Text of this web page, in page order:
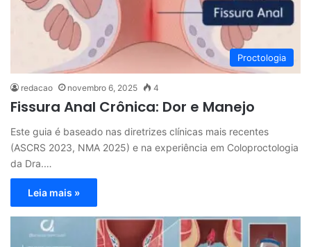
Proctologia
redacao novembro 6, 2025 4
Fissura Anal Crônica: Dor e Manejo
Este guia é baseado nas diretrizes clínicas mais recentes
(ASCRS 2023, NMA 2025) e na experiência em Coloproctologia
da Dra.…
Leia mais »